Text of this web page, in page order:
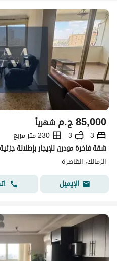
ج.م85,000 شهرياً
3
3
230 متر مربع
شقة فاخرة مودرن للإيجار بإطلالة
الزمالك، القاهرة
الإيميل